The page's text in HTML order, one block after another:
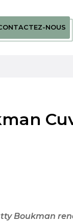
NOUS
Boukman